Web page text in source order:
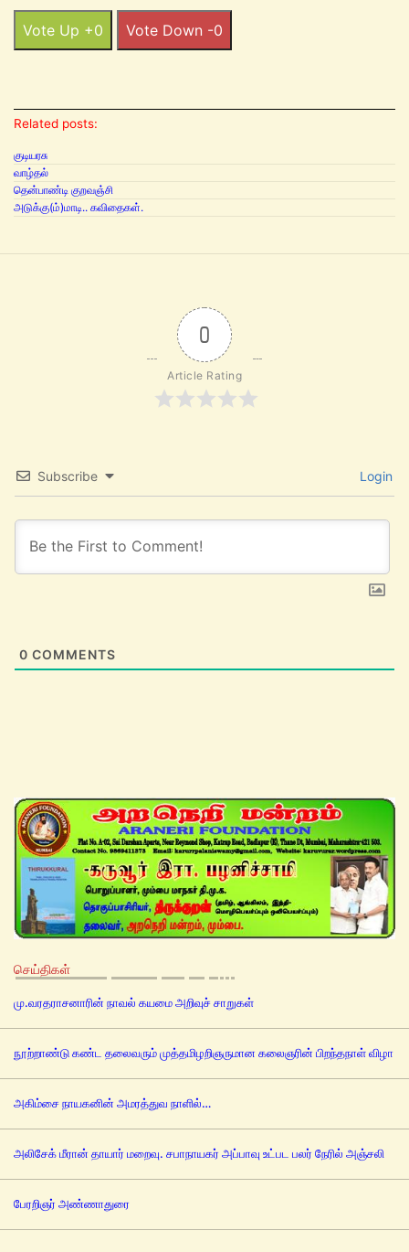
Vote Up +0 Vote Down -0
Related posts:
குடியரசு
வாழ்தல்
தென்பாண்டி குறவஞ்சி
அடுக்கு(ம்)மாடி.. கவிதைகள்.
0
Article Rating
Subscribe Login
0 COMMENTS
செய்திகள்
மு.வரதராசனாரின் நாவல் கயமை அறிவுச் சாறுகள்
நூற்றாண்டு கண்ட தலைவரும் முத்தமிழறிஞருமான கலைஞரின் பிறந்தநாள் விழா
அகிம்சை நாயகனின் அமரத்துவ நாளில்…
அலிசேக் மீரான் தாயார் மறைவு. சபாநாயகர் அப்பாவு உட்பட பலர் நேரில் அஞ்சலி
பேரறிஞர் அண்ணாதுரை